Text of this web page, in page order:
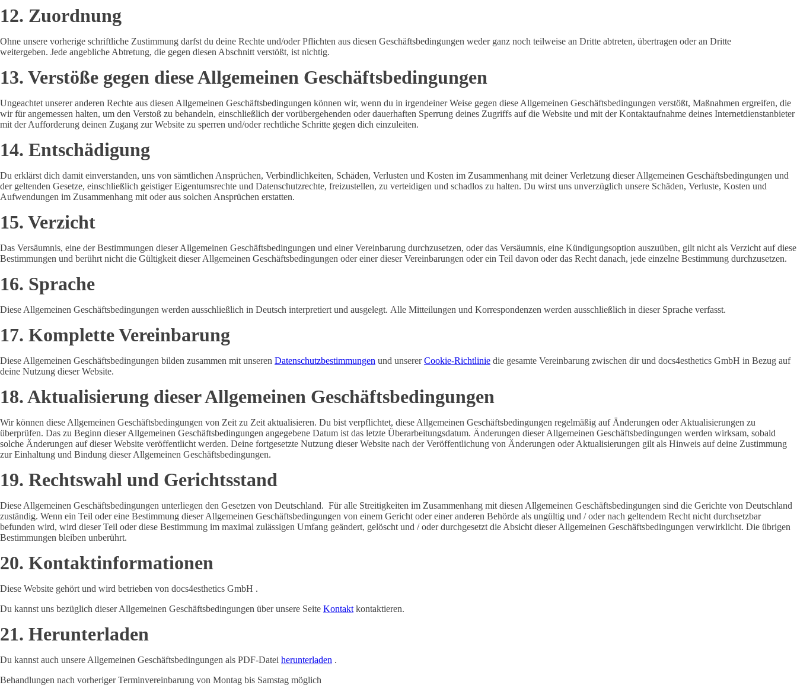
12. Zuordnung
Ohne unsere vorherige schriftliche Zustimmung darfst du deine Rechte und/oder Pflichten aus diesen Geschäftsbedingungen weder ganz noch teilweise an Dritte abtreten, übertragen oder an Dritte
weitergeben. Jede angebliche Abtretung, die gegen diesen Abschnitt verstößt, ist nichtig.
13. Verstöße gegen diese Allgemeinen Geschäftsbedingungen
Ungeachtet unserer anderen Rechte aus diesen Allgemeinen Geschäftsbedingungen können wir, wenn du in irgendeiner Weise gegen diese Allgemeinen Geschäftsbedingungen verstößt, Maßnahmen ergreifen, die
wir für angemessen halten, um den Verstoß zu behandeln, einschließlich der vorübergehenden oder dauerhaften Sperrung deines Zugriffs auf die Website und mit der Kontaktaufnahme deines Internetdienstanbieter
mit der Aufforderung deinen Zugang zur Website zu sperren und/oder rechtliche Schritte gegen dich einzuleiten.
14. Entschädigung
Du erklärst dich damit einverstanden, uns von sämtlichen Ansprüchen, Verbindlichkeiten, Schäden, Verlusten und Kosten im Zusammenhang mit deiner Verletzung dieser Allgemeinen Geschäftsbedingungen und
der geltenden Gesetze, einschließlich geistiger Eigentumsrechte und Datenschutzrechte, freizustellen, zu verteidigen und schadlos zu halten. Du wirst uns unverzüglich unsere Schäden, Verluste, Kosten und
Aufwendungen im Zusammenhang mit oder aus solchen Ansprüchen erstatten.
15. Verzicht
Das Versäumnis, eine der Bestimmungen dieser Allgemeinen Geschäftsbedingungen und einer Vereinbarung durchzusetzen, oder das Versäumnis, eine Kündigungsoption auszuüben, gilt nicht als Verzicht auf diese
Bestimmungen und berührt nicht die Gültigkeit dieser Allgemeinen Geschäftsbedingungen oder einer dieser Vereinbarungen oder ein Teil davon oder das Recht danach, jede einzelne Bestimmung durchzusetzen.
16. Sprache
Diese Allgemeinen Geschäftsbedingungen werden ausschließlich in Deutsch interpretiert und ausgelegt. Alle Mitteilungen und Korrespondenzen werden ausschließlich in dieser Sprache verfasst.
17. Komplette Vereinbarung
Diese Allgemeinen Geschäftsbedingungen bilden zusammen mit unseren Datenschutzbestimmungen und unsererCookie-Richtlinie die gesamte Vereinbarung zwischen dir und docs4esthetics GmbH in Bezug auf
deine Nutzung dieser Website.
18. Aktualisierung dieser Allgemeinen Geschäftsbedingungen
Wir können diese Allgemeinen Geschäftsbedingungen von Zeit zu Zeit aktualisieren. Du bist verpflichtet, diese Allgemeinen Geschäftsbedingungen regelmäßig auf Änderungen oder Aktualisierungen zu
überprüfen. Das zu Beginn dieser Allgemeinen Geschäftsbedingungen angegebene Datum ist das letzte Überarbeitungsdatum. Änderungen dieser Allgemeinen Geschäftsbedingungen werden wirksam, sobald
solche Änderungen auf dieser Website veröffentlicht werden. Deine fortgesetzte Nutzung dieser Website nach der Veröffentlichung von Änderungen oder Aktualisierungen gilt als Hinweis auf deine Zustimmung
zur Einhaltung und Bindung dieser Allgemeinen Geschäftsbedingungen.
19. Rechtswahl und Gerichtsstand
Diese Allgemeinen Geschäftsbedingungen unterliegen den Gesetzen von Deutschland. Für alle Streitigkeiten im Zusammenhang mit diesen Allgemeinen Geschäftsbedingungen sind die Gerichte von Deutschland
zuständig. Wenn ein Teil oder eine Bestimmung dieser Allgemeinen Geschäftsbedingungen von einem Gericht oder einer anderen Behörde als ungültig und / oder nach geltendem Recht nicht durchsetzbar
befunden wird, wird dieser Teil oder diese Bestimmung im maximal zulässigen Umfang geändert, gelöscht und / oder durchgesetzt die Absicht dieser Allgemeinen Geschäftsbedingungen verwirklicht. Die übrigen
Bestimmungen bleiben unberührt.
20. Kontaktinformationen
Diese Website gehört und wird betrieben von docs4esthetics GmbH .
Du kannst uns bezüglich dieser Allgemeinen Geschäftsbedingungen über unsere Seite Kontakt kontaktieren.
21. Herunterladen
Du kannst auch unsere Allgemeinen Geschäftsbedingungen als PDF-Datei herunterladen .
Behandlungen nach vorheriger Terminvereinbarung von Montag bis Samstag möglich